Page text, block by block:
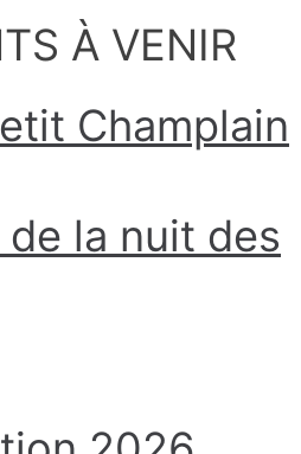
À VENIR
Champlain
la nuit des